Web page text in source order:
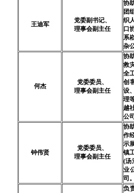
王迪军
党委副书记、
理事会副主任
协
团
织
口
系
杂
何杰
党委委员、
理事会副主任
协
救
全
创
设
理
越
公
钟伟贤
党委委员、
理事会副主任
协
作
示
镇
(汤
业
司
负